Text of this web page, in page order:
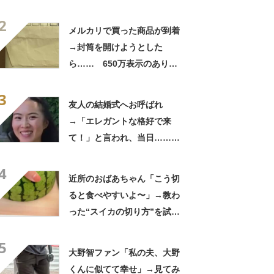
メルカリで買った商品が到着
→封筒を開けようとした
ら…… 650万表示のありえ
友人の結婚式へお呼ばれ
→「エレガントな格好で来
て！」と言われ、当日……ま
近所のおばあちゃん「こう切
ると食べやすいよ〜」→教わ
った“スイカの切り方”を試し
大野智ファン「私の夫、大野
くんに似てて幸せ」→見てみ